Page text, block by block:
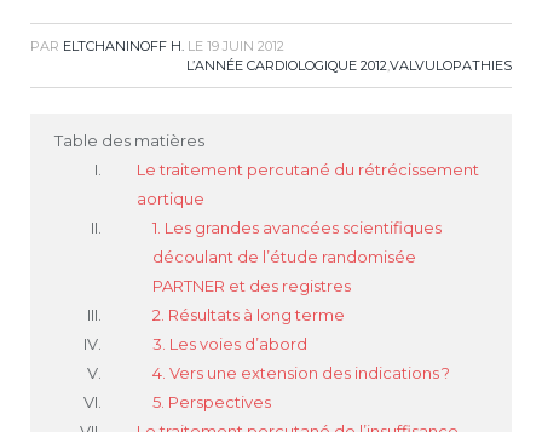
PAR ELTCHANINOFF H. LE 19 JUIN 2012
L’ANNÉE CARDIOLOGIQUE 2012,VALVULOPATHIES
Table des matières
Le traitement percutané du rétrécissement
aortique
1. Les grandes avancées scientifiques
découlant de l’étude randomisée
PARTNER et des registres
2. Résultats à long terme
3. Les voies d’abord
4. Vers une extension des indications ?
5. Perspectives